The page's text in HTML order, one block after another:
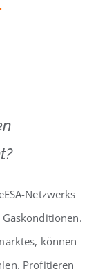
Netzwerks
können
Profitieren